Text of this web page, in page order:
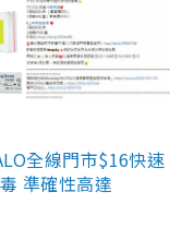
全線門市$16快速
準確性高達